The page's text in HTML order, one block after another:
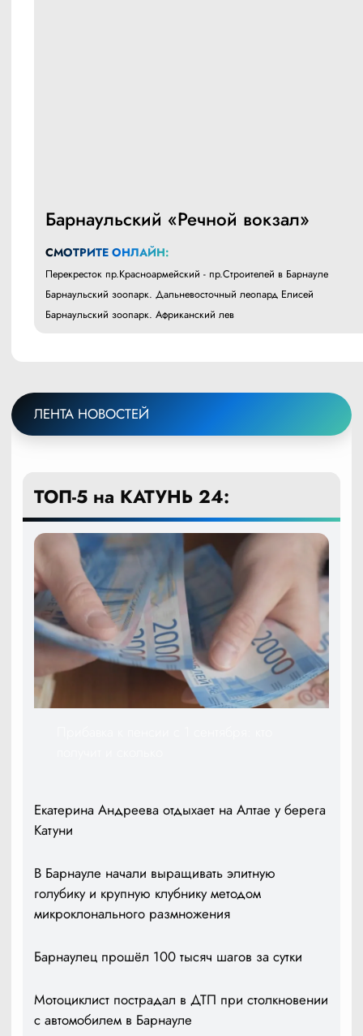
Барнаульский «Речной вокзал»
СМОТРИТЕ ОНЛАЙН:
Перекресток пр.Красноармейский - пр.Строителей в Барнауле
Барнаульский зоопарк. Дальневосточный леопард Елисей
Барнаульский зоопарк. Африканский лев
ЛЕНТА НОВОСТЕЙ
ТОП-5 на КАТУНЬ 24:
Екатерина Андреева отдыхает на Алтае у берега
Катуни
В Барнауле начали выращивать элитную
голубику и крупную клубнику методом
микроклонального размножения
Барнаулец прошёл 100 тысяч шагов за сутки
Мотоциклист пострадал в ДТП при столкновении
с автомобилем в Барнауле